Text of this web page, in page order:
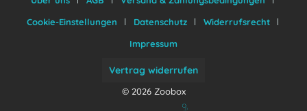
Cookie-Einstellungen
Datenschutz
Widerrufsrecht
Impressum
Vertrag widerrufen
© 2026 Zoobox